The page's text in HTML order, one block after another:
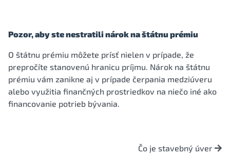
Pozor, aby ste nestratili nárok na štátnu prémiu
O štátnu prémiu môžete prísť nielen v prípade, že
prepročíte stanovenú hranicu príjmu. Nárok na štátnu
prémiu vám zanikne aj v prípade čerpania medziúveru
alebo využitia finančných prostriedkov na niečo iné ako
financovanie potrieb bývania.
Čo je stavebný úver